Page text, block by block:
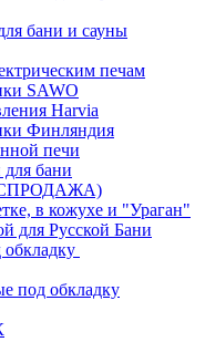
бани и сауны
печам
SAWO
Harvia
Финляндия
печи
бани
в кожухе и "Ураган"
для Русской Бани
под обкладку